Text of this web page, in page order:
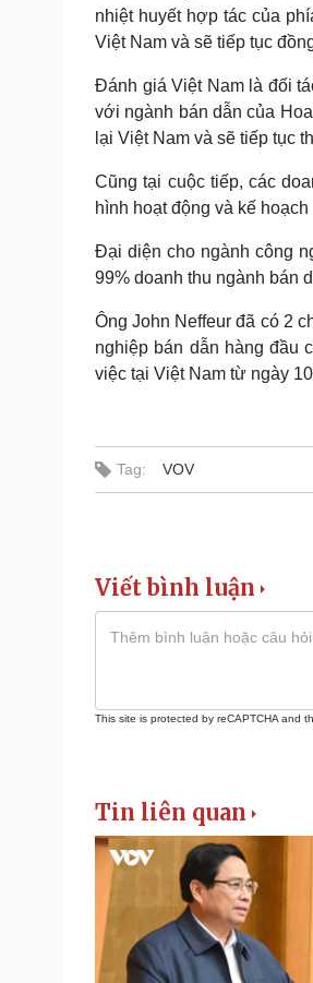
nhiệt huyết hợp tác của
Việt Nam và sẽ tiếp tục
Đánh giá Việt Nam là đối
với ngành bán dẫn của
lại Việt Nam và sẽ tiếp tục
Cũng tại cuộc tiếp, các
hình hoạt động và kế
Đại diện cho ngành công
99% doanh thu ngành bán
Ông John Neffeur đã có 2
nghiệp bán dẫn hàng đầu
việc tại Việt Nam từ ngày
Tag: VOV
Viết bình luận
This site is protected by reCAPTCHA and
Tin liên quan